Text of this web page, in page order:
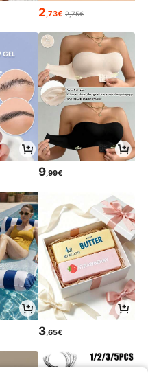
2 ,73€ 2,75€
9,99€
3,65€